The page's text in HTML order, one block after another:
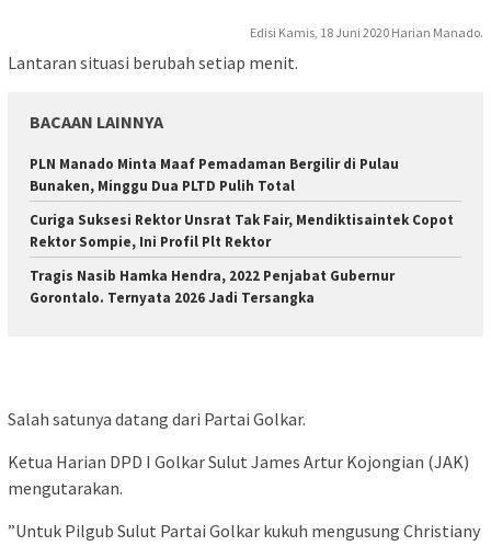
Edisi Kamis, 18 Juni 2020 Harian Manado.
Lantaran situasi berubah setiap menit.
BACAAN LAINNYA
PLN Manado Minta Maaf Pemadaman Bergilir di Pulau
Bunaken, Minggu Dua PLTD Pulih Total
Curiga Suksesi Rektor Unsrat Tak Fair, Mendiktisaintek Copot
Rektor Sompie, Ini Profil Plt Rektor
Tragis Nasib Hamka Hendra, 2022 Penjabat Gubernur
Gorontalo. Ternyata 2026 Jadi Tersangka
Salah satunya datang dari Partai Golkar.
Ketua Harian DPD I Golkar Sulut James Artur Kojongian (JAK)
mengutarakan.
”Untuk Pilgub Sulut Partai Golkar kukuh mengusung Christiany